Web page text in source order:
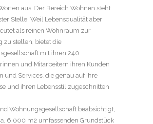
aus: Der Bereich Wohnen steht
Stelle. Weil Lebensqualität aber
als reinen Wohnraum zur
zu stellen, bietet die
mit ihren 240
und Mitarbeitern ihren Kunden
und Services, die genau auf ihre
und ihren Lebensstil zugeschnitten
Wohnungsgesellschaft beabsichtigt,
6.000 m2 umfassenden Grundstück